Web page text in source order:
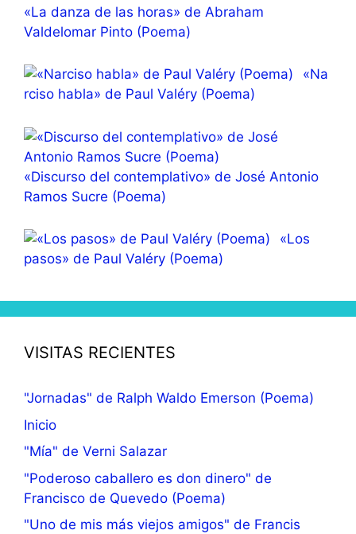
«La danza de las horas» de Abraham
Valdelomar Pinto (Poema)
«Na
rciso habla» de Paul Valéry (Poema)
«Discurso del contemplativo» de José Antonio
Ramos Sucre (Poema)
«Los
pasos» de Paul Valéry (Poema)
VISITAS RECIENTES
"Jornadas" de Ralph Waldo Emerson (Poema)
Inicio
"Mía" de Verni Salazar
"Poderoso caballero es don dinero" de
Francisco de Quevedo (Poema)
"Uno de mis más viejos amigos" de Francis